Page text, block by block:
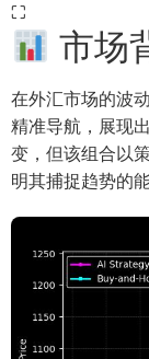
⛶
市场
在外汇市场的波
精准导航，展现
变，但该组合以
明其捕捉趋势的能